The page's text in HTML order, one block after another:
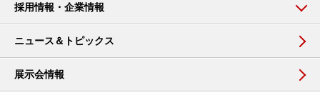
採用情報・企業情報
ニュース＆トピックス
展示会情報